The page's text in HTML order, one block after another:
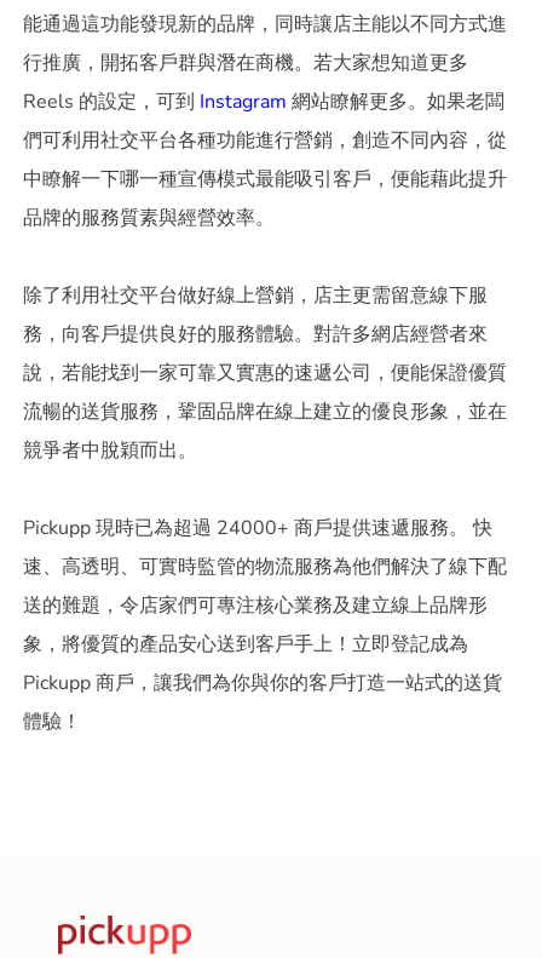
能通過這功能發現新的品牌，同時讓店主能以不同方式進
行推廣，開拓客戶群與潛在商機。若大家想知道更多
Reels 的設定，可到 Instagram 網站瞭解更多。如果老闆
們可利用社交平台各種功能進行營銷，創造不同內容，從
中瞭解一下哪一種宣傳模式最能吸引客戶，便能藉此提升
品牌的服務質素與經營效率。
除了利用社交平台做好線上營銷，店主更需留意線下服
務，向客戶提供良好的服務體驗。對許多網店經營者來
說，若能找到一家可靠又實惠的速遞公司，便能保證優質
流暢的送貨服務，鞏固品牌在線上建立的優良形象，並在
競爭者中脫穎而出。
Pickupp 現時已為超過 24000+ 商戶提供速遞服務。 快
速、高透明、可實時監管的物流服務為他們解決了線下配
送的難題，令店家們可專注核心業務及建立線上品牌形
象，將優質的產品安心送到客戶手上！立即登記成為
Pickupp 商戶，讓我們為你與你的客戶打造一站式的送貨
體驗！